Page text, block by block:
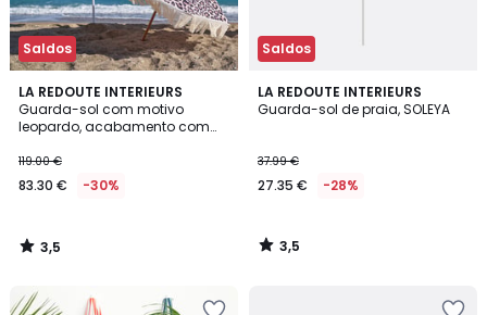
Saldos
LA REDOUTE INTERIEURS
Guarda-sol com motivo
leopardo, acabamento com
€
em
de
119.00
30%
119.00 €
83.30 € -30%
3,5
/ 5
3,5
/
Saldos
LA REDOUTE INTERIEURS
Guarda-sol de praia, SOLEYA
37.99 €
27.35 € -28%
3,5
/ 5
3,5
/